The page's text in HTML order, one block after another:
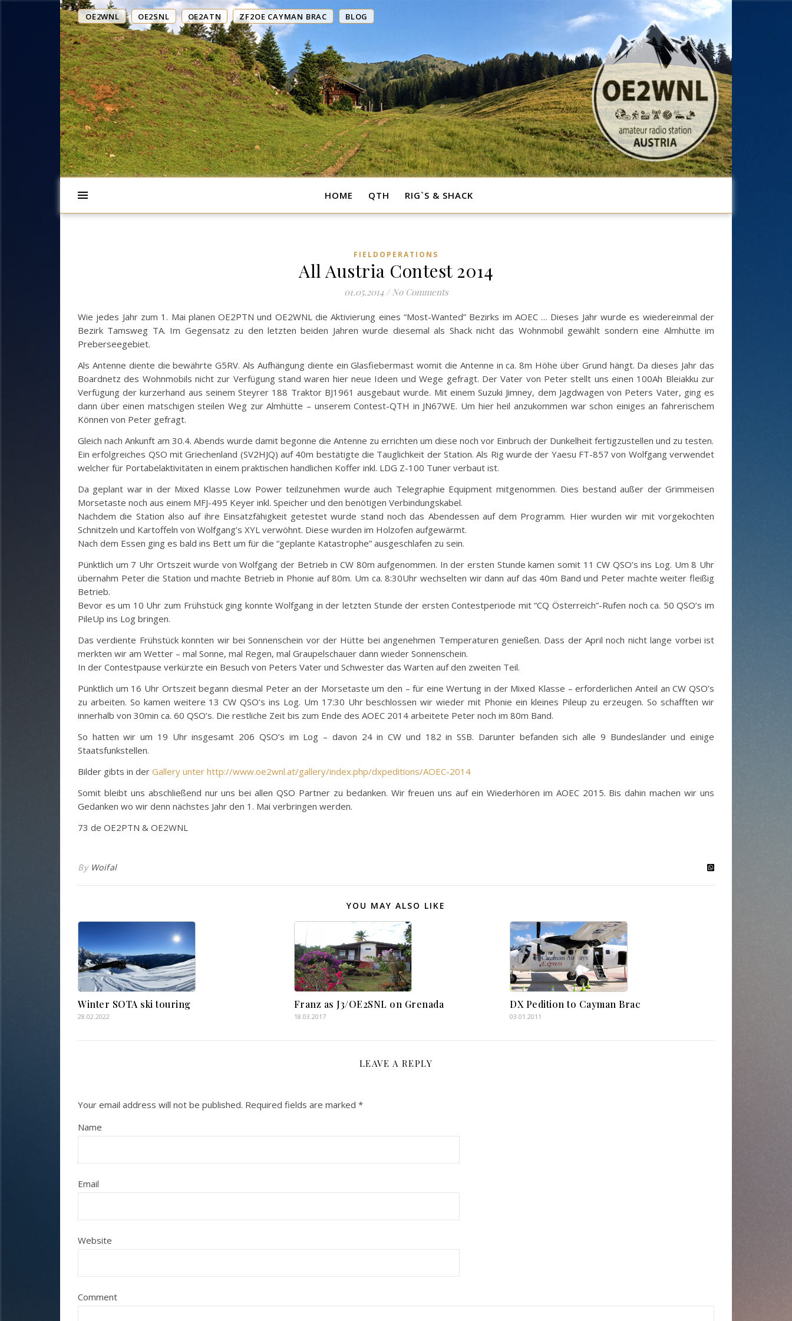
OE2WNL OE2SNL OE2ATN ZF2OE CAYMAN BRAC BLOG
HOME QTH RIG`S & SHACK
FIELDOPERATIONS
All Austria Contest 2014
01.05.2014 / No Comments
Wie jedes Jahr zum 1. Mai planen OE2PTN und OE2WNL die Aktivierung eines “Most-Wanted” Bezirks im AOEC … Dieses Jahr wurde es wiedereinmal der
Bezirk Tamsweg TA. Im Gegensatz zu den letzten beiden Jahren wurde diesemal als Shack nicht das Wohnmobil gewählt sondern eine Almhütte im
Preberseegebiet.
Als Antenne diente die bewährte G5RV. Als Aufhängung diente ein Glasfiebermast womit die Antenne in ca. 8m Höhe über Grund hängt. Da dieses Jahr das
Boardnetz des Wohnmobils nicht zur Verfügung stand waren hier neue Ideen und Wege gefragt. Der Vater von Peter stellt uns einen 100Ah Bleiakku zur
Verfügung der kurzerhand aus seinem Steyrer 188 Traktor BJ1961 ausgebaut wurde. Mit einem Suzuki Jimney, dem Jagdwagen von Peters Vater, ging es
dann über einen matschigen steilen Weg zur Almhütte – unserem Contest-QTH in JN67WE. Um hier heil anzukommen war schon einiges an fahrerischem
Können von Peter gefragt.
Gleich nach Ankunft am 30.4. Abends wurde damit begonne die Antenne zu errichten um diese noch vor Einbruch der Dunkelheit fertigzustellen und zu testen.
Ein erfolgreiches QSO mit Griechenland (SV2HJQ) auf 40m bestätigte die Tauglichkeit der Station. Als Rig wurde der Yaesu FT-857 von Wolfgang verwendet
welcher für Portabelaktivitäten in einem praktischen handlichen Koffer inkl. LDG Z-100 Tuner verbaut ist.
Da geplant war in der Mixed Klasse Low Power teilzunehmen wurde auch Telegraphie Equipment mitgenommen. Dies bestand außer der Grimmeisen
Morsetaste noch aus einem MFJ-495 Keyer inkl. Speicher und den benötigen Verbindungskabel.
Nachdem die Station also auf ihre Einsatzfähigkeit getestet wurde stand noch das Abendessen auf dem Programm. Hier wurden wir mit vorgekochten
Schnitzeln und Kartoffeln von Wolfgang’s XYL verwöhnt. Diese wurden im Holzofen aufgewärmt.
Nach dem Essen ging es bald ins Bett um für die “geplante Katastrophe” ausgeschlafen zu sein.
Pünktlich um 7 Uhr Ortszeit wurde von Wolfgang der Betrieb in CW 80m aufgenommen. In der ersten Stunde kamen somit 11 CW QSO’s ins Log. Um 8 Uhr
übernahm Peter die Station und machte Betrieb in Phonie auf 80m. Um ca. 8:30Uhr wechselten wir dann auf das 40m Band und Peter machte weiter fleißig
Betrieb.
Bevor es um 10 Uhr zum Frühstück ging konnte Wolfgang in der letzten Stunde der ersten Contestperiode mit “CQ Österreich”-Rufen noch ca. 50 QSO’s im
PileUp ins Log bringen.
Das verdiente Frühstück konnten wir bei Sonnenschein vor der Hütte bei angenehmen Temperaturen genießen. Dass der April noch nicht lange vorbei ist
merkten wir am Wetter – mal Sonne, mal Regen, mal Graupelschauer dann wieder Sonnenschein.
In der Contestpause verkürzte ein Besuch von Peters Vater und Schwester das Warten auf den zweiten Teil.
Pünktlich um 16 Uhr Ortszeit begann diesmal Peter an der Morsetaste um den – für eine Wertung in der Mixed Klasse – erforderlichen Anteil an CW QSO’s
zu arbeiten. So kamen weitere 13 CW QSO’s ins Log. Um 17:30 Uhr beschlossen wir wieder mit Phonie ein kleines Pileup zu erzeugen. So schafften wir
innerhalb von 30min ca. 60 QSO’s. Die restliche Zeit bis zum Ende des AOEC 2014 arbeitete Peter noch im 80m Band.
So hatten wir um 19 Uhr insgesamt 206 QSO’s im Log – davon 24 in CW und 182 in SSB. Darunter befanden sich alle 9 Bundesländer und einige
Staatsfunkstellen.
Bilder gibts in der Gallery unter http://www.oe2wnl.at/gallery/index.php/dxpeditions/AOEC-2014
Somit bleibt uns abschließend nur uns bei allen QSO Partner zu bedanken. Wir freuen uns auf ein Wiederhören im AOEC 2015. Bis dahin machen wir uns
Gedanken wo wir denn nächstes Jahr den 1. Mai verbringen werden.
73 de OE2PTN & OE2WNL
By Woifal
YOU MAY ALSO LIKE
Winter SOTA ski touring
28.02.2022
Franz as J3/OE2SNL on Grenada
18.03.2017
DX Pedition to Cayman Brac
03.01.2011
LEAVE A REPLY
Your email address will not be published. Required fields are marked *
Name
Email
Website
Comment